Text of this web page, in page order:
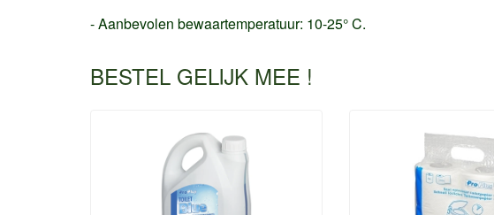
- Aanbevolen bewaartemperatuur: 10-25° C.
BESTEL GELIJK MEE !